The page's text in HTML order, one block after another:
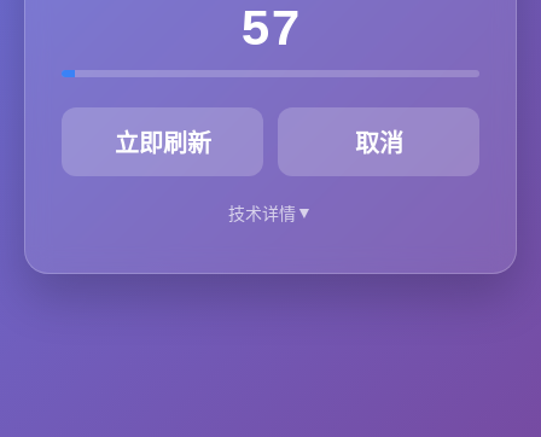
57
立即刷新 取消
技术详情▼